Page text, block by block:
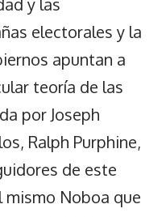
electorales y la
apuntan a
teoría de las
por Joseph
Ralph Purphine,
de este
mismo Noboa que